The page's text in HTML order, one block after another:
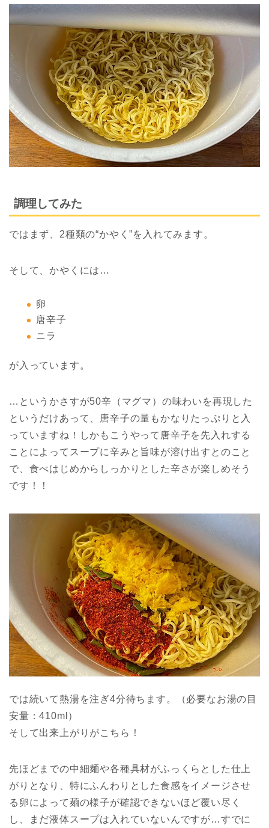
調理してみた
ではまず、2種類の“かやく”を入れてみます。
そして、かやくには…
卵
唐辛子
ニラ
が入っています。
…というかさすが50辛（マグマ）の味わいを再現した
というだけあって、唐辛子の量もかなりたっぷりと入
っていますね！しかもこうやって唐辛子を先入れする
ことによってスープに辛みと旨味が溶け出すとのこと
で、食べはじめからしっかりとした辛さが楽しめそう
です！！
では続いて熱湯を注ぎ4分待ちます。（必要なお湯の目
安量：410ml）
そして出来上がりがこちら！
先ほどまでの中細麺や各種具材がふっくらとした仕上
がりとなり、特にふんわりとした食感をイメージさせ
る卵によって麺の様子が確認できないほど覆い尽く
し、まだ液体スープは入れていないんですが…すでに